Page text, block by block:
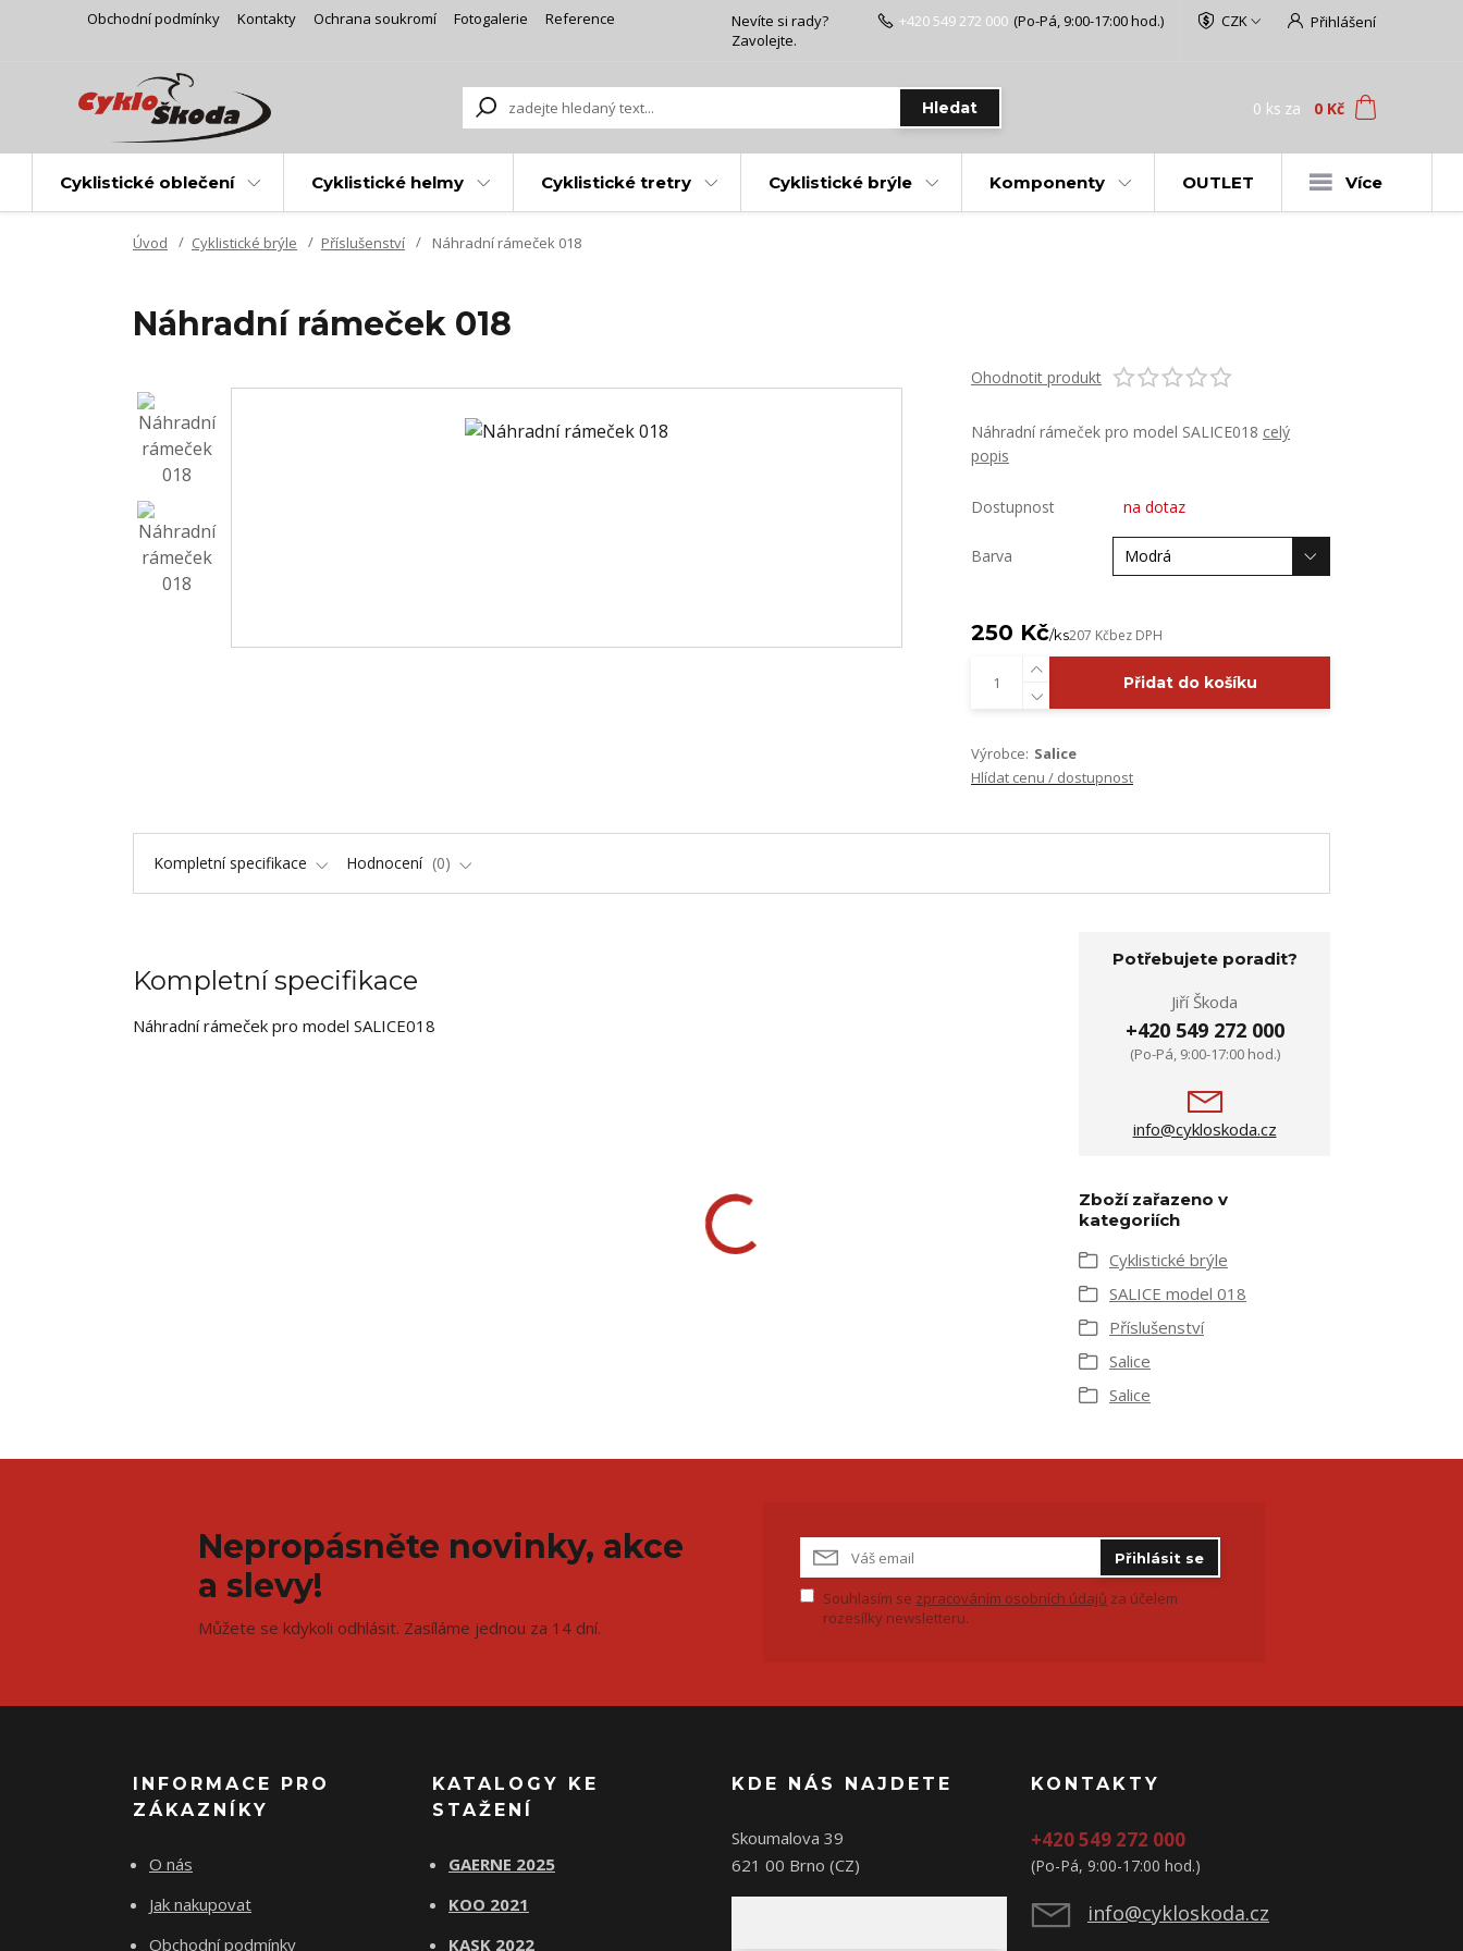
Obchodní podmínky Kontakty Ochrana soukromí Fotogalerie Reference CZK Přihlášení
Hledat
Nevíte si rady?
Zavolejte.
+420 549 272 000 (Po-Pá, 9:00-17:00 hod.)
0 ks za 0 Kč
Cyklistické oblečení Cyklistické helmy Cyklistické tretry Cyklistické brýle Komponenty OUTLET Více
Úvod Cyklistické brýle Příslušenství Náhradní rámeček 018
Náhradní rámeček 018
Ohodnotit produkt
Náhradní rámeček pro model SALICE018 celý
popis
Dostupnost na dotaz
Barva
250 Kč/ks207 Kčbez DPH
Přidat do košíku
Výrobce: Salice
Hlídat cenu / dostupnost
Kompletní specifikace Hodnocení 0
Kompletní specifikace
Náhradní rámeček pro model SALICE018
Potřebujete poradit?
Jiří Škoda
+420 549 272 000
(Po-Pá, 9:00-17:00 hod.)
info@cykloskoda.cz
Zboží zařazeno v
kategoriích
Cyklistické brýle
SALICE model 018
Příslušenství
Salice
Salice
Nepropásněte novinky, akce
a slevy!
Můžete se kdykoli odhlásit. Zasíláme jednou za 14 dní.
Přihlásit se
Souhlasím se zpracováním osobních údajů za účelem
rozesílky newsletteru.
INFORMACE PRO
ZÁKAZNÍKY
O nás
Jak nakupovat
Obchodní podmínky
KATALOGY KE
STAŽENÍ
GAERNE 2025
KOO 2021
KASK 2022
KDE NÁS NAJDETE
Skoumalova 39
621 00 Brno (CZ)
KONTAKTY
+420 549 272 000
(Po-Pá, 9:00-17:00 hod.)
info@cykloskoda.cz